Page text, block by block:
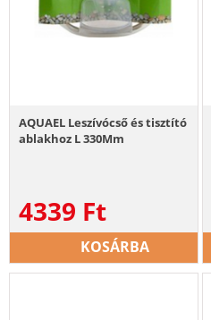
AQUAEL Leszívócső és tisztító
ablakhoz L 330Mm
4339 Ft
KOSÁRBA